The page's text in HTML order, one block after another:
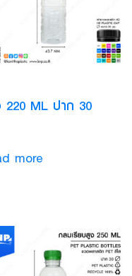
220 ML ปาก 30
more